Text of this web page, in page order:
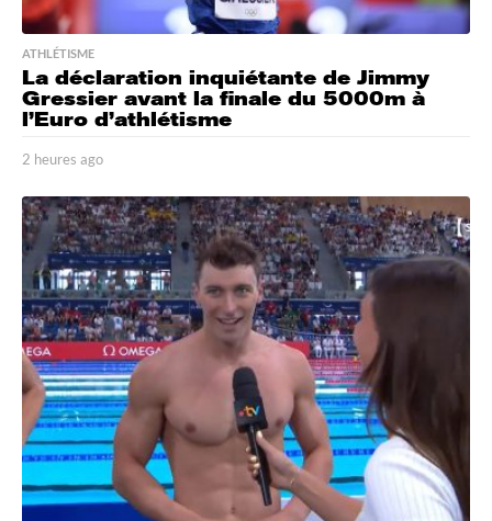
ATHLÉTISME
La déclaration inquiétante de Jimmy
Gressier avant la finale du 5000m à
l’Euro d’athlétisme
2 heures ago
m
i
n
u
t
e
s
a
g
o